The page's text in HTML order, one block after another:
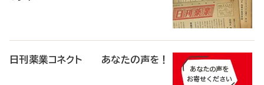
日刊薬業コネクト あなたの声を！